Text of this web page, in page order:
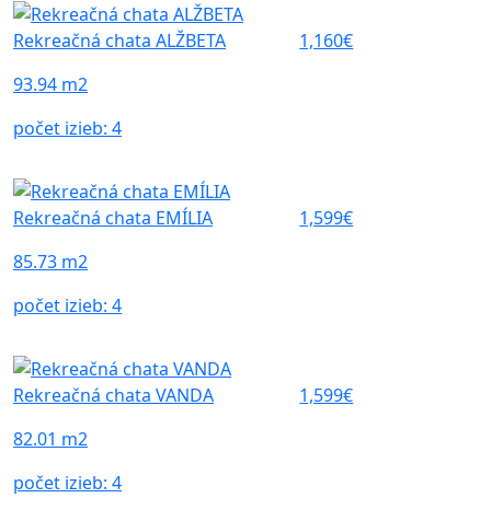
Rekreačná chata ALŽBETA
1,160€
93.94 m2
počet izieb: 4
Rekreačná chata EMÍLIA
1,599€
85.73 m2
počet izieb: 4
Rekreačná chata VANDA
1,599€
82.01 m2
počet izieb: 4